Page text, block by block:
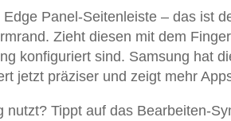
Panel-Seitenleiste – das ist
Zieht diesen mit dem
konfiguriert sind. Samsung hat
jetzt präziser und zeigt mehr
nutzt? Tippt auf das Bearbeiten-